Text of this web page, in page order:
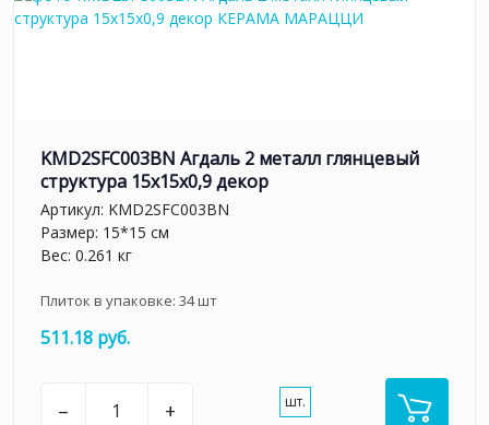
KMD2SFC003BN Агдаль 2 металл глянцевый
структура 15x15x0,9 декор
Артикул: KMD2SFC003BN
Размер: 15*15 см
Вес: 0.261 кг
Плиток в упаковке: 34шт
511.18 руб.
– + шт.